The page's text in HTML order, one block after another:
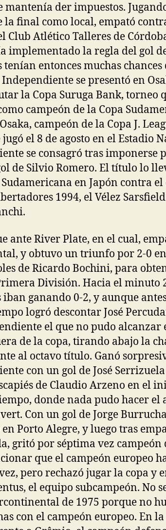
mantenía der impuestos.
la final como local, empató
Club Atlético Talleres de
implementado la regla del gol
entonces muchas chances
se presentó en
la Copa Suruga Bank, torneo
campeón de la Copa
campeón de la Copa J.
el 8 de agosto en el Estadio
se consagró tras imponerse
de Silvio Romero. El título lo
en Japón contra
1994, el Vélez
ante River Plate, en el cual,
y obtuvo un triunfo por 2-0
de Ricardo Bochini, para
División. Hacia el minuto
iban ganando 0-2, y aunque
logró descontar José
el que no pudo alcanzar
de la copa, tirando abajo la
al octavo título. Ganó
con un gol de José
de Claudio Arzeno en el
donde nada pudo hacer el
Con un gol de Jorge
Porto Alegre, y luego tras
gritó por séptima vez campeón
que el campeón europeo
pero rechazó jugar la copa y
el equipo subcampeón. No
de 1975 porque no
con el campeón europeo. En